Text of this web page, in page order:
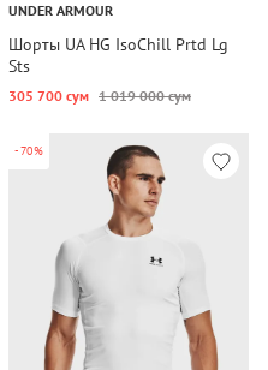
UNDER ARMOUR
Шорты UA HG IsoChill Prtd Lg
Sts
305 700 сум 1 019 000 сум
-70%